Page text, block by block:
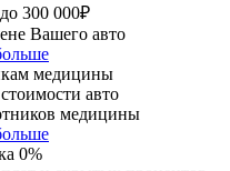
300 000₽
Вашего авто
медицины
авто
медицины
0%